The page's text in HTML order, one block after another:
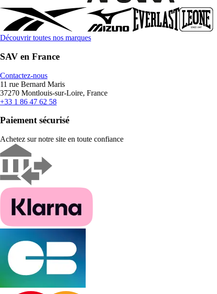
Découvrir toutes nos marques
SAV en France
Contactez-nous
11 rue Bernard Maris
37270 Montlouis-sur-Loire, France
+33 1 86 47 62 58
Paiement sécurisé
Achetez sur notre site en toute confiance